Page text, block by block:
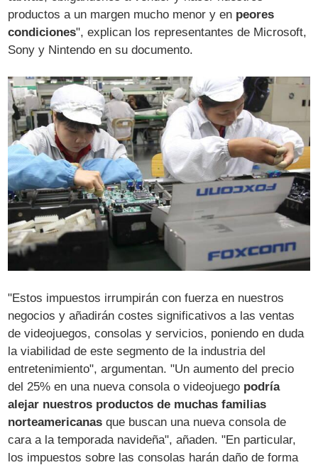
productos a un margen mucho menor y en peores
condiciones", explican los representantes de Microsoft,
Sony y Nintendo en su documento.
"Estos impuestos irrumpirán con fuerza en nuestros
negocios y añadirán costes significativos a las ventas
de videojuegos, consolas y servicios, poniendo en duda
la viabilidad de este segmento de la industria del
entretenimiento", argumentan. "Un aumento del precio
del 25% en una nueva consola o videojuego podría
alejar nuestros productos de muchas familias
norteamericanas que buscan una nueva consola de
cara a la temporada navideña", añaden. "En particular,
los impuestos sobre las consolas harán daño de forma